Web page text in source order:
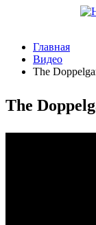
Главная
Видео
The
The